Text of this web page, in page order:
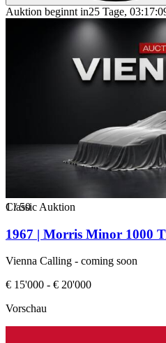
Auktion beginnt in25 Tage,
1/50
Classic Auktion
1967 | Morris Minor 1000
Vienna Calling - coming soon
€ 15'000 - € 20'000
Vorschau